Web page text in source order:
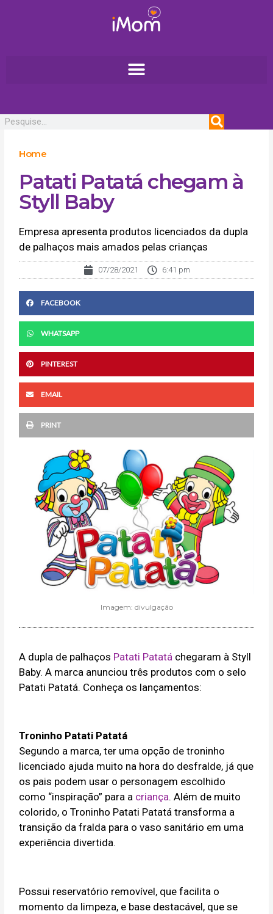
Home
Patati Patatá chegam à
Styll Baby
Empresa apresenta produtos licenciados da dupla
de palhaços mais amados pelas crianças
07/28/2021 6:41 pm
FACEBOOK
WHATSAPP
PINTEREST
EMAIL
PRINT
Imagem: divulgação
A dupla de palhaços Patati Patatá chegaram à Styll
Baby. A marca anunciou três produtos com o selo
Patati Patatá. Conheça os lançamentos:
Troninho Patati Patatá
Segundo a marca, ter uma opção de troninho
licenciado ajuda muito na hora do desfralde, já que
os pais podem usar o personagem escolhido
como “inspiração” para a criança. Além de muito
colorido, o Troninho Patati Patatá transforma a
transição da fralda para o vaso sanitário em uma
experiência divertida.
Possui reservatório removível, que facilita o
momento da limpeza, e base destacável, que se